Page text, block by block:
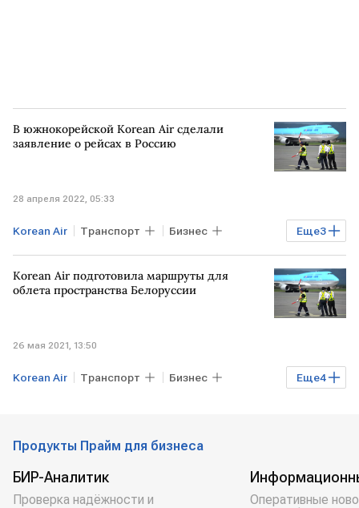
В южнокорейской Korean Air сделали
заявление о рейсах в Россию
28 апреля 2022, 05:33
Еще3
Korean Air Транспорт Бизнес
Экономика ЮЖНАЯ КОРЕЯ рейсы
Korean Air подготовила маршруты для
облета пространства Белоруссии
26 мая 2021, 13:50
Еще4
Korean Air Транспорт Бизнес
Продукты Прайм для бизнеса
БИР-Аналитик
Проверка надёжности и
Оперативные